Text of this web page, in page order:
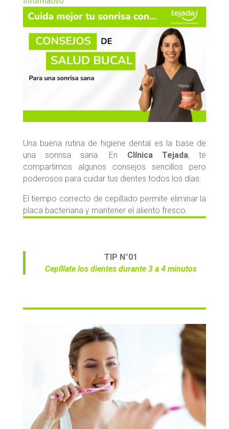
Una buena rutina de higiene dental es la base de
una sonrisa sana. En Clínica Tejada, te
compartimos algunos consejos sencillos pero
poderosos para cuidar tus dientes todos los días:
El tiempo correcto de cepillado permite eliminar la
placa bacteriana y mantener el aliento fresco.
TIP N°01
Cepíllate los dientes durante 3 a 4 minutos